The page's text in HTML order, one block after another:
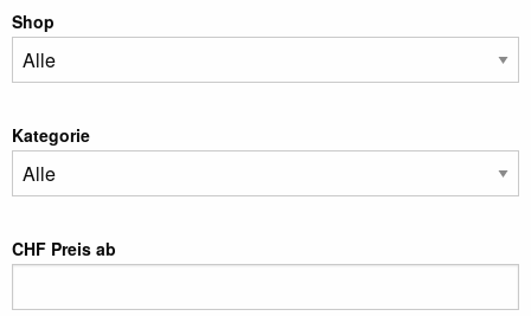
Shop
Kategorie
CHF Preis ab